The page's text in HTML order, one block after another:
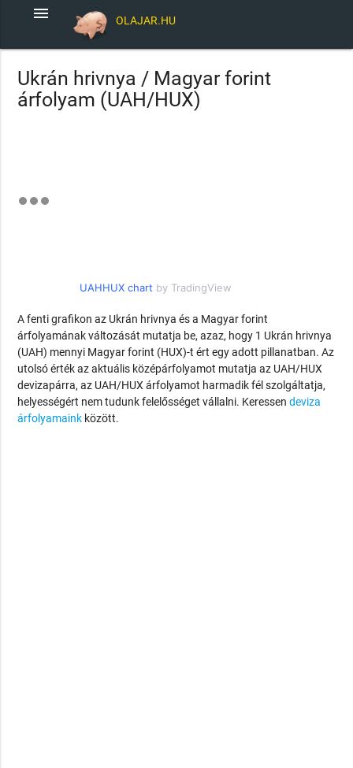
OLAJAR.HU
menu
Ukrán hrivnya / Magyar forint
árfolyam (UAH/HUX)
UAHHUX chart by TradingView
A fenti grafikon az Ukrán hrivnya és a Magyar forint
árfolyamának változását mutatja be, azaz, hogy 1 Ukrán hrivnya
(UAH) mennyi Magyar forint (HUX)-t ért egy adott pillanatban. Az
utolsó érték az aktuális középárfolyamot mutatja az UAH/HUX
devizapárra, az UAH/HUX árfolyamot harmadik fél szolgáltatja,
helyességért nem tudunk felelősséget vállalni. Keressendeviza
árfolyamaink között.